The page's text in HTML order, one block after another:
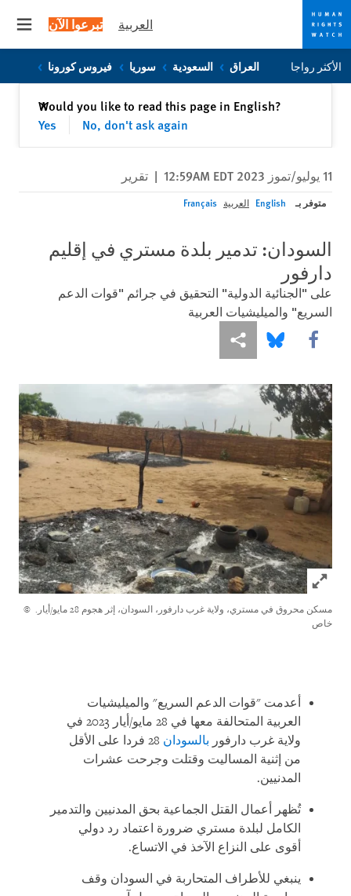
Skip
to
Skip
to
العربية تبرعوا الآن
الأكثر رواجا العراق السعودية سوريا فيروس كورونا
Would you like to read this page in English?
Yes
No, don't ask again
✕إغلاق
11 يوليو/تموز 2023 12:59AM EDT | تقرير
متوفر بـ English العربية Français
السودان: تدمير بلدة مستري في إقليم
دارفور
على "الجنائية الدولية" التحقيق في جرائم "قوات الدعم
السريع" والميليشيات العربية
Share this via Facebook
Share this via Bluesky
Share this via مشاركة
Click to expand Image
مسكن محروق في مستري، ولاية غرب دارفور، السودان، إثر هجوم 28 مايو/أيار.
©
خاص
أعدمت "قوات الدعم السريع" والميليشيات
العربية المتحالفة معها في 28 مايو/أيار 2023 في
ولاية غرب دارفور بالسودان
28 فردا على الأقل
من إثنية المساليت وقتلت وجرحت عشرات
المدنيين.
تُظهر أعمال القتل الجماعية بحق المدنيين والتدمير
الكامل لبلدة مستري ضرورة اعتماد رد دولي
أقوى على النزاع الآخذ في الاتساع.
ينبغي للأطراف المتحاربة في السودان وقف